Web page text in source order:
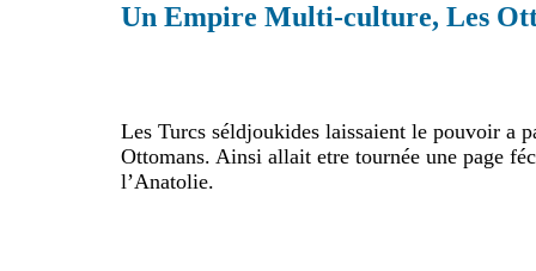
Un Empire Multi-culture, Les
Les Turcs séldjoukides laissaient le pouvoir a
Ottomans. Ainsi allait etre tournée une page
l’Anatolie.